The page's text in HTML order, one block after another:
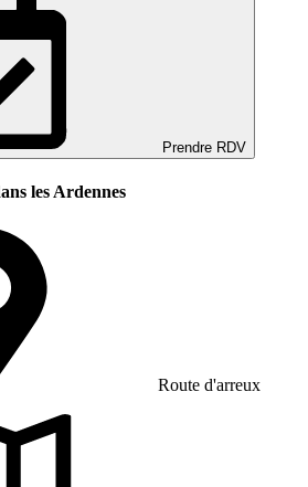
Prendre RDV
les Ardennes
Route d'arreux